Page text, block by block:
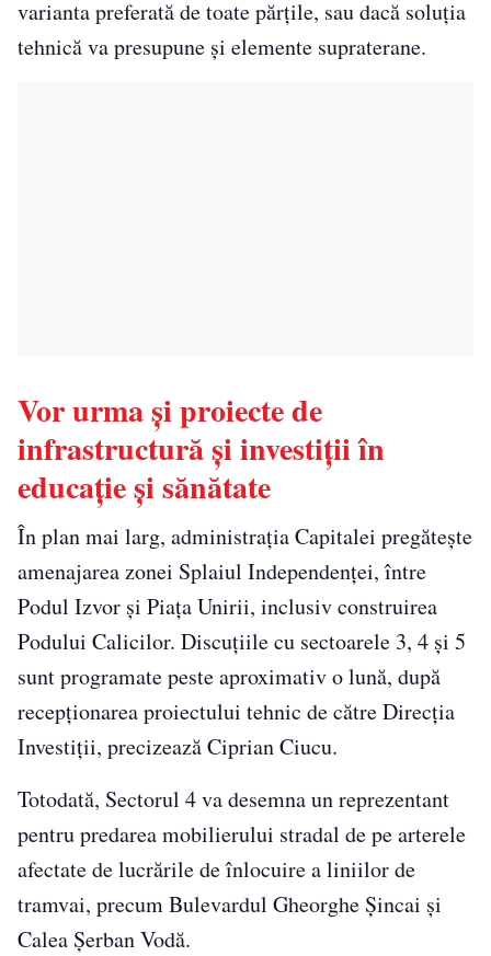
varianta preferată de toate părțile, sau dacă soluția
tehnică va presupune și elemente supraterane.
Vor urma și proiecte de
infrastructură și investiții în
educație și sănătate
În plan mai larg, administrația Capitalei pregătește
amenajarea zonei Splaiul Independenței, între
Podul Izvor și Piața Unirii, inclusiv construirea
Podului Calicilor. Discuțiile cu sectoarele 3, 4 și 5
sunt programate peste aproximativ o lună, după
recepționarea proiectului tehnic de către Direcția
Investiții, precizează Ciprian Ciucu.
Totodată, Sectorul 4 va desemna un reprezentant
pentru predarea mobilierului stradal de pe arterele
afectate de lucrările de înlocuire a liniilor de
tramvai, precum Bulevardul Gheorghe Șincai și
Calea Șerban Vodă.